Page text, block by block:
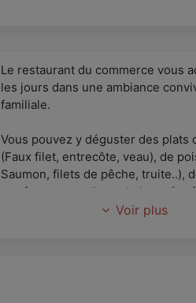
Le restaurant du commerce vous
les jours dans une ambiance
familiale.
Vous pouvez y déguster des plats
(Faux filet, entrecôte, veau), de
Saumon, filets de pêche, truite..),
aux fromages suisse, de la croûte
encore le tartare de boeuf.
Voir plus